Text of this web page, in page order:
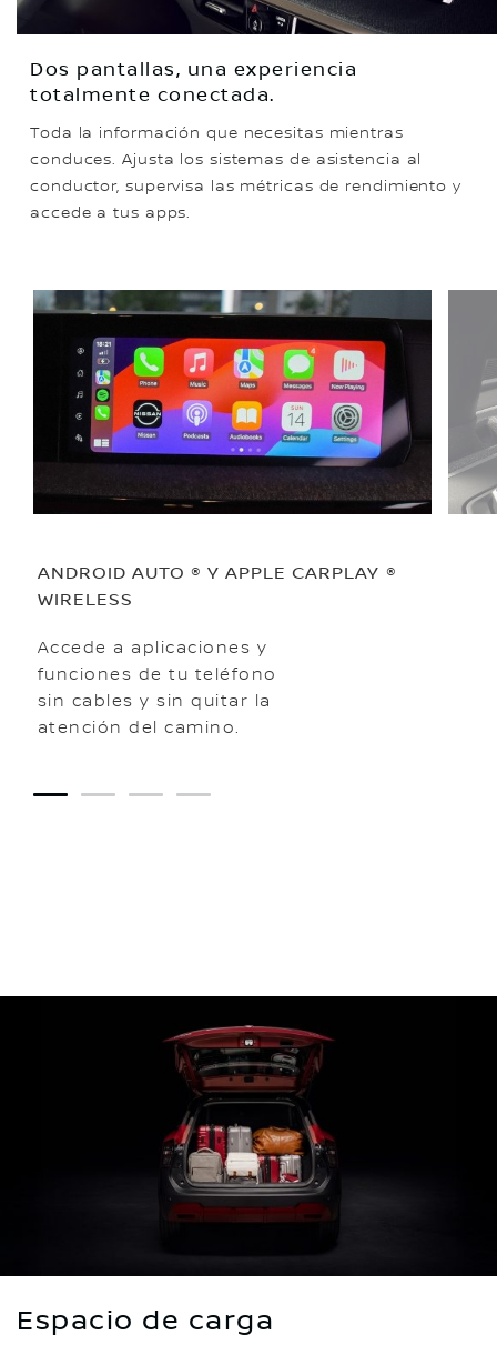
Dos pantallas, una experiencia
totalmente conectada.
Toda la información que necesitas mientras
conduces. Ajusta los sistemas de asistencia al
conductor, supervisa las métricas de rendimiento y
accede a tus apps.
ANDROID AUTO ® Y APPLE CARPLAY ®
WIRELESS
Accede a aplicaciones y
funciones de tu teléfono
sin cables y sin quitar la
atención del camino.
1 2 3 4
Espacio de carga